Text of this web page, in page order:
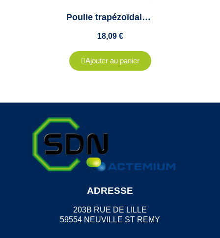
Poulie trapézoïdale Z, SPZ, XPZ - 5 Gorges - Diamètre 85mm - Moyeu amovible 1610
18,09 €
Ajouter au panier
ADRESSE
203B RUE DE LILLE
59554 NEUVILLE ST REMY